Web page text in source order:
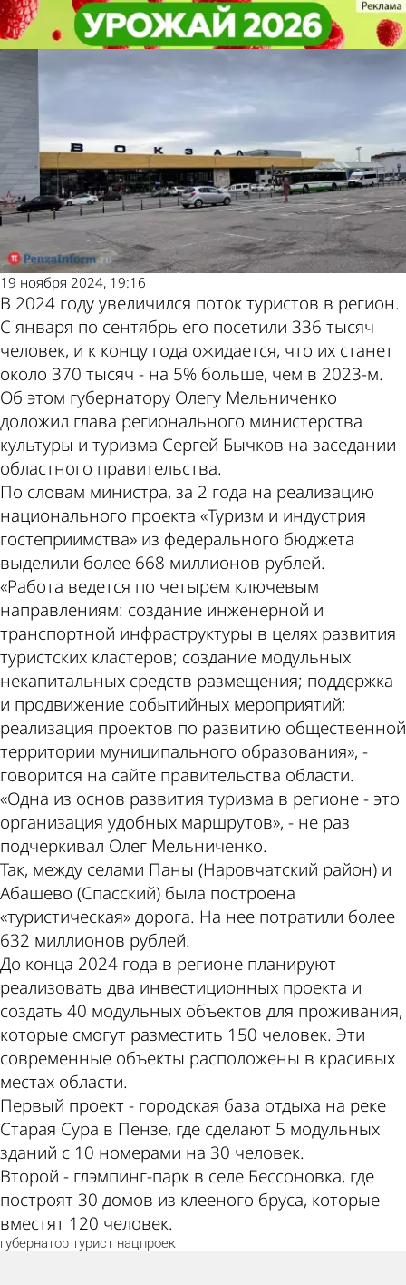
В 2024 году вырос туристический
поток в Пензенскую область
Культура
19 ноября 2024, 19:16
В 2024 году увеличился поток туристов в регион.
С января по сентябрь его посетили 336 тысяч
человек, и к концу года ожидается, что их станет
около 370 тысяч - на 5% больше, чем в 2023-м.
Об этом губернатору Олегу Мельниченко
доложил глава регионального министерства
культуры и туризма Сергей Бычков на заседании
областного правительства.
По словам министра, за 2 года на реализацию
национального проекта «Туризм и индустрия
гостеприимства» из федерального бюджета
выделили более 668 миллионов рублей.
«Работа ведется по четырем ключевым
направлениям: создание инженерной и
транспортной инфраструктуры в целях развития
туристских кластеров; создание модульных
некапитальных средств размещения; поддержка
и продвижение событийных мероприятий;
реализация проектов по развитию общественной
территории муниципального образования», -
говорится на сайте правительства области.
«Одна из основ развития туризма в регионе - это
организация удобных маршрутов», - не раз
подчеркивал Олег Мельниченко.
Так, между селами Паны (Наровчатский район) и
Абашево (Спасский) была построена
«туристическая» дорога. На нее потратили более
632 миллионов рублей.
До конца 2024 года в регионе планируют
реализовать два инвестиционных проекта и
создать 40 модульных объектов для проживания,
которые смогут разместить 150 человек. Эти
современные объекты расположены в красивых
местах области.
Первый проект - городская база отдыха на реке
Старая Сура в Пензе, где сделают 5 модульных
зданий с 10 номерами на 30 человек.
Второй - глэмпинг-парк в селе Бессоновка, где
построят 30 домов из клееного бруса, которые
вместят 120 человек.
губернатор турист нацпроект
В 2024 году вырос туристический
поток в Пензенскую область
Культура
Другие новости
по теме
Погода и курсы
валют в Пензе